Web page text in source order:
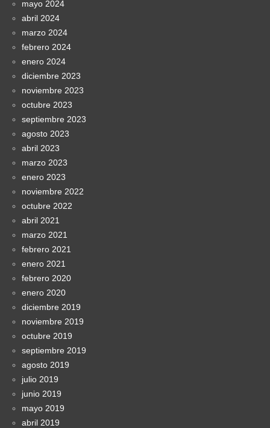
mayo 2024
abril 2024
marzo 2024
febrero 2024
enero 2024
diciembre 2023
noviembre 2023
octubre 2023
septiembre 2023
agosto 2023
abril 2023
marzo 2023
enero 2023
noviembre 2022
octubre 2022
abril 2021
marzo 2021
febrero 2021
enero 2021
febrero 2020
enero 2020
diciembre 2019
noviembre 2019
octubre 2019
septiembre 2019
agosto 2019
julio 2019
junio 2019
mayo 2019
abril 2019